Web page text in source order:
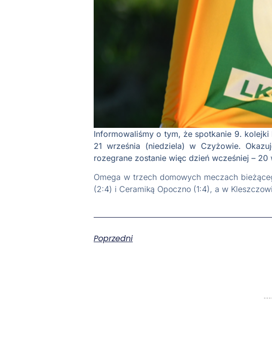
Informowaliśmy o tym, że spotkanie 9.
21 września (niedziela) w Czyżowie.
rozegrane zostanie więc dzień wcześniej –
Omega w trzech domowych meczach
(2:4) i Ceramiką Opoczno (1:4), a w
Poprzedni